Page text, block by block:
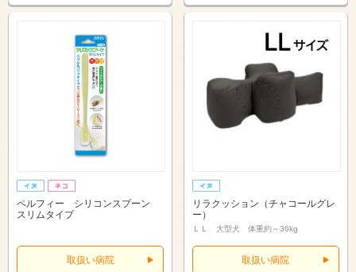
ペルフィー シリコンスプーン
スリムタイプ
取扱い病院
リラクッション（チャコールグレ
ー）
ＬＬ 大型犬 体重約～36kg
取扱い病院